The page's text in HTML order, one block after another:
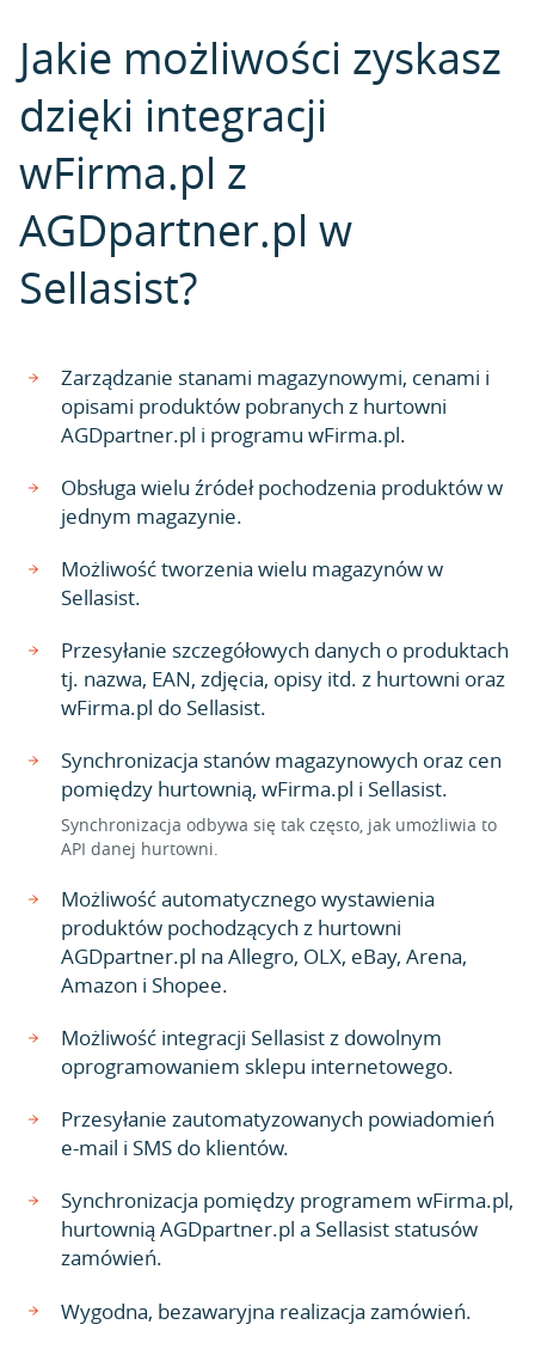
Jakie możliwości zyskasz
dzięki integracji
wFirma.pl z
AGDpartner.pl w
Sellasist?
Zarządzanie stanami magazynowymi, cenami i
opisami produktów pobranych z hurtowni
AGDpartner.pl i programu wFirma.pl.
Obsługa wielu źródeł pochodzenia produktów w
jednym magazynie.
Możliwość tworzenia wielu magazynów w
Sellasist.
Przesyłanie szczegółowych danych o produktach
tj. nazwa, EAN, zdjęcia, opisy itd. z hurtowni oraz
wFirma.pl do Sellasist.
Synchronizacja stanów magazynowych oraz cen
pomiędzy hurtownią, wFirma.pl i Sellasist.
Synchronizacja odbywa się tak często, jak umożliwia to
API danej hurtowni.
Możliwość automatycznego wystawienia
produktów pochodzących z hurtowni
AGDpartner.pl na Allegro, OLX, eBay, Arena,
Amazon i Shopee.
Możliwość integracji Sellasist z dowolnym
oprogramowaniem sklepu internetowego.
Przesyłanie zautomatyzowanych powiadomień
e-mail i SMS do klientów.
Synchronizacja pomiędzy programem wFirma.pl,
hurtownią AGDpartner.pl a Sellasist statusów
zamówień.
Wygodna, bezawaryjna realizacja zamówień.